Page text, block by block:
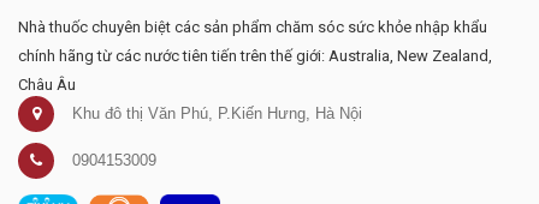
Nhà thuốc chuyên biệt các sản phẩm chăm sóc sức khỏe nhập khẩu
chính hãng từ các nước tiên tiến trên thế giới: Australia, New Zealand,
Châu Âu
Khu đô thị Văn Phú, P.Kiến Hưng, Hà Nội
0904153009